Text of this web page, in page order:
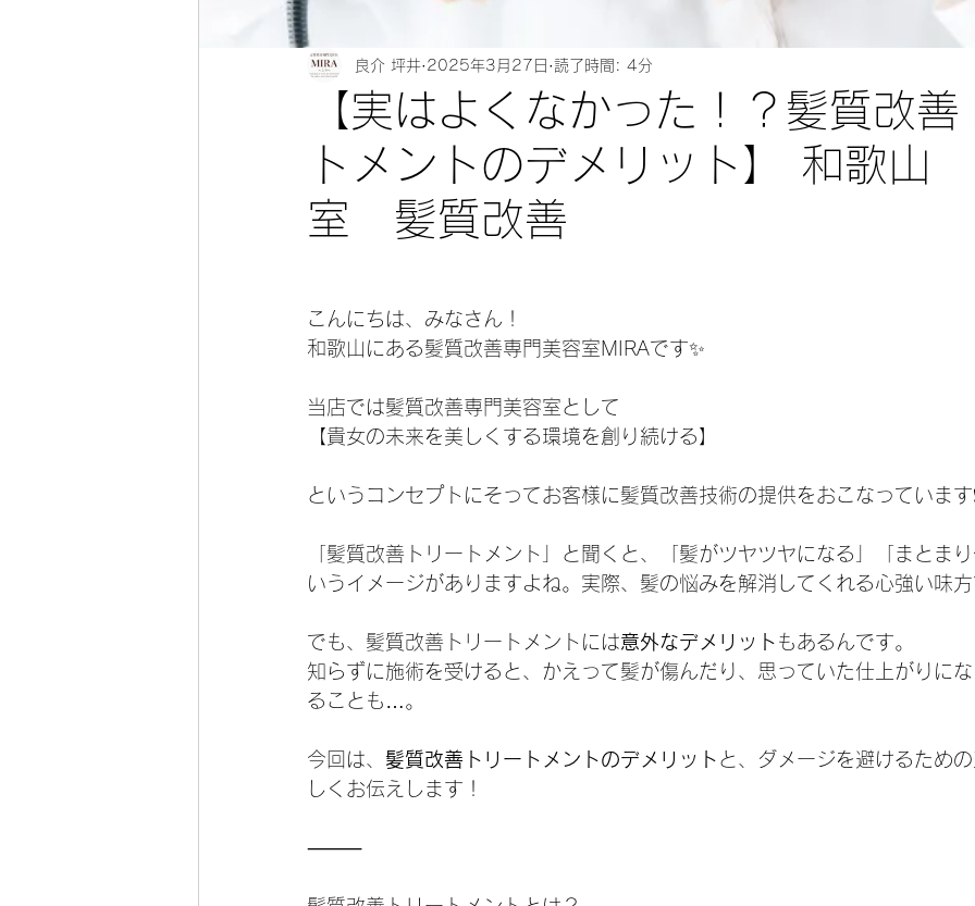
【実はよくなかった！？髪質改善
トメントのデメリット】 和歌山
室 髪質改善
良介 坪井 2025年3月27日 読了時間: 4分
こんにちは、みなさん！
和歌山にある髪質改善専門美容室MIRAです✨
当店では髪質改善専門美容室として
【貴女の未来を美しくする環境を創り続ける】
というコンセプトにそってお客様に髪質改善技術の提供をおこなっています
「髪質改善トリートメント」と聞くと、「髪がツヤツヤになる」「まとま
いうイメージがありますよね。実際、髪の悩みを解消してくれる心強い味方
でも、髪質改善トリートメントには意外なデメリット もあるんです。
知らずに施術を受けると、かえって髪が傷んだり、思っていた仕上がりに
ることも…。
今回は、 髪質改善トリートメントのデメリット と、ダメージを避けるため
しくお伝えします！
⸻